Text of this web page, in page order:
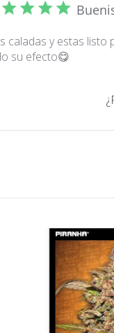
caladas y estas listo
su efecto😋